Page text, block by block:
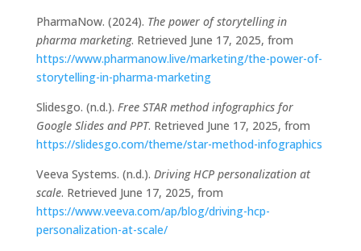
PharmaNow. (2024). The power of storytelling in
pharma marketing. Retrieved June 17, 2025, from
https://www.pharmanow.live/marketing/the-power-of-
storytelling-in-pharma-marketing
Slidesgo. (n.d.). Free STAR method infographics for
Google Slides and PPT. Retrieved June 17, 2025, from
https://slidesgo.com/theme/star-method-infographics
Veeva Systems. (n.d.). Driving HCP personalization at
scale. Retrieved June 17, 2025, from
https://www.veeva.com/ap/blog/driving-hcp-
personalization-at-scale/